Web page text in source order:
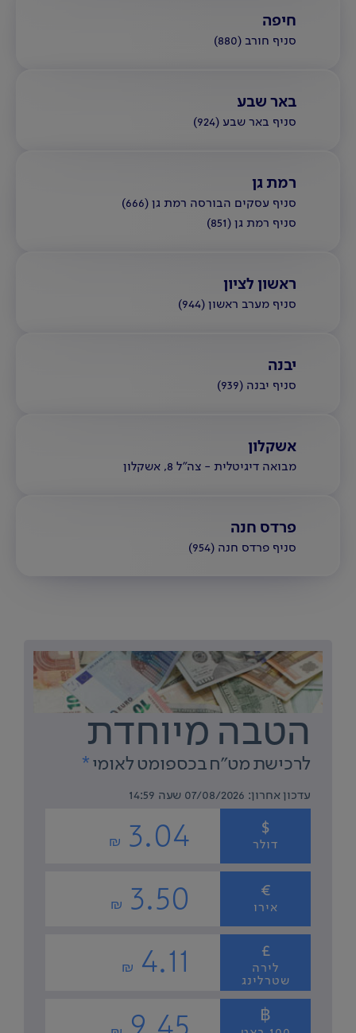
חיפה
סניף חורב (880)
באר שבע
סניף באר שבע (924)
רמת גן
סניף עסקים הבורסה רמת גן (666)
סניף רמת גן (851)
ראשון לציון
סניף מערב ראשון (944)
יבנה
סניף יבנה (939)
אשקלון
מבואה דיגיטלית - צה"ל 8, אשקלון
פרדס חנה
סניף פרדס חנה (954)